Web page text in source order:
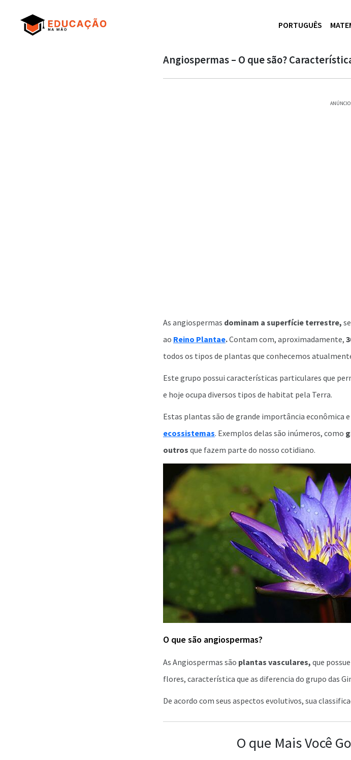
PORTUGUÊS
Angiospermas – O que são?
As angiospermas dominam a superfície terrestre,
ao Reino Plantae.Contam com, aproximadamente,
todos os tipos de plantas que conhecemos
Este grupo possui características particulares que
e hoje ocupa diversos tipos de habitat pela Terra.
Estas plantas são de grande importância econômica
ecossistemas. Exemplos delas são inúmeros, como
outros que fazem parte do nosso cotidiano.
O que são angiospermas?
As Angiospermas são plantas vasculares, que
flores, característica que as diferencia do grupo das
De acordo com seus aspectos evolutivos, sua
O que Mais Você